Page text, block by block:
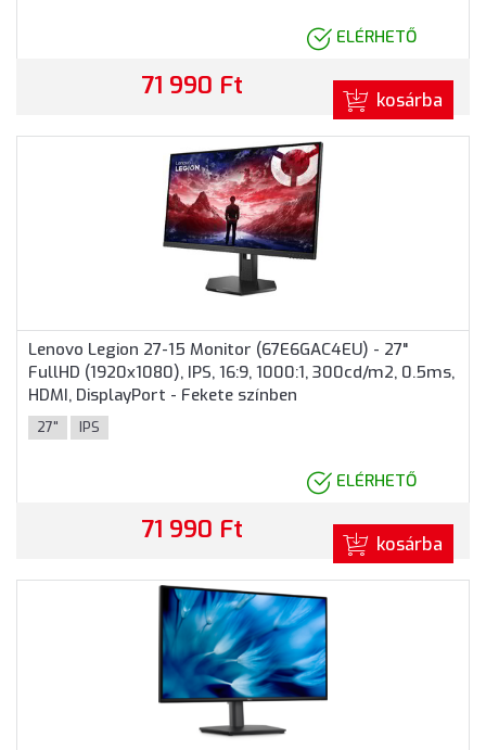
ELÉRHETŐ
71 990 Ft kosárba
Lenovo Legion 27-15 Monitor (67E6GAC4EU) - 27"
FullHD (1920x1080), IPS, 16:9, 1000:1, 300cd/m2, 0.5ms,
HDMI, DisplayPort - Fekete színben
27" IPS
ELÉRHETŐ
71 990 Ft kosárba